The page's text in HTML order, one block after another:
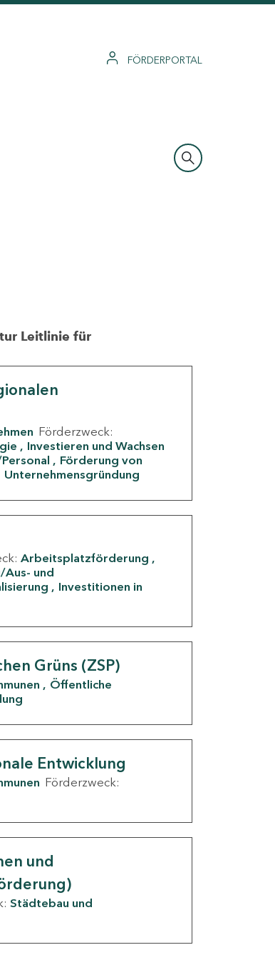
FÖRDERPORTAL
Leitlinie für
Förderzweck:
Investieren und Wachsen
Förderung von
Unternehmensgründung
Arbeitsplatzförderung
und
Investitionen in
Grüns (ZSP)
Öffentliche
Entwicklung
Förderzweck:
und
Städtebau und